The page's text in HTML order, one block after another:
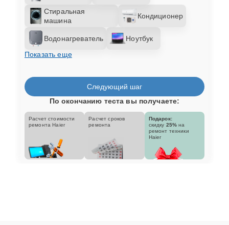
Стиральная
машина
Кондиционер
Водонагреватель
Ноутбук
Показать еще
Следующий шаг
По окончанию теста вы получаете:
Расчет стоимости
ремонта Haier
Расчет сроков
ремонта
Подарок:
скидку 25% на
ремонт техники
Haier